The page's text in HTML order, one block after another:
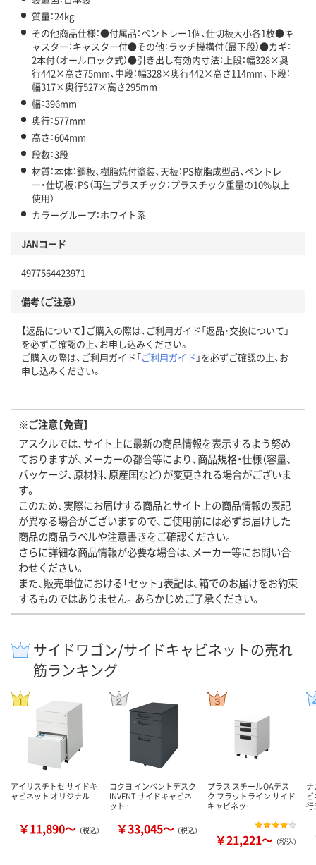
質量：24kg
その他商品仕様：●付属品：ペントレー1個、仕切板大小各1枚●キ
ャスター：キャスター付●その他：ラッチ機構付（最下段）●カギ：
2本付（オールロック式）●引き出し有効内寸法：上段：幅328×奥
行442×高さ75mm、中段：幅328×奥行442×高さ114mm、下段：
幅317×奥行527×高さ295mm
幅：396mm
奥行：577mm
高さ：604mm
段数：3段
材質：本体：鋼板、樹脂焼付塗装、天板：PS樹脂成型品、ペントレ
ー・仕切板：PS（再生プラスチック：プラスチック重量の10%以上
使用）
カラーグループ：ホワイト系
JANコード
4977564423971
備考（ご注意）
【返品について】ご購入の際は、ご利用ガイド「返品・交換について」
を必ずご確認の上、お申し込みください。
ご購入の際は、ご利用ガイド「ご利用ガイド 」を必ずご確認の上、お
申し込みください。
※ご注意【免責】
アスクルでは、サイト上に最新の商品情報を表示するよう努め
ておりますが、メーカーの都合等により、商品規格・仕様（容量、
パッケージ、原材料、原産国など）が変更される場合がございま
す。
このため、実際にお届けする商品とサイト上の商品情報の表記
が異なる場合がございますので、ご使用前には必ずお届けした
商品の商品ラベルや注意書きをご確認ください。
さらに詳細な商品情報が必要な場合は、メーカー等にお問い合
わせください。
また、販売単位における「セット」表記は、箱でのお届けをお約束
するものではありません。あらかじめご了承ください。
サイドワゴン/サイドキャビネットの売れ
筋ランキング
アイリスチトセ サイドキ
ャビネット オリジナル
￥11,890～ （税込）
コクヨ インベントデスク
INVENT サイドキャビネ
ット …
￥33,045～ （税込）
プラス スチールOAデス
ク フラットライン サイド
キャビネッ…
￥21,221～ （税込）